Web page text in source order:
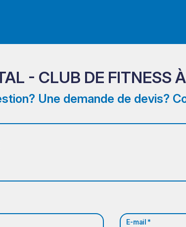
- CLUB DE FITNESS
Une demande de devis?
E-mail *